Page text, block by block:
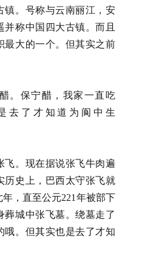
镇。号称与云南丽江，安
并称中国四大古镇。而且
最大的一个。但其实之前
。
。保宁醋，我家一直吃
去了才知道为阆中生
飞。现在据说张飞牛肉遍
历史上，巴西太守张飞就
，直至公元221年被部下
葬城中张飞墓。绕墓走了
哦。但其实也是去了才知